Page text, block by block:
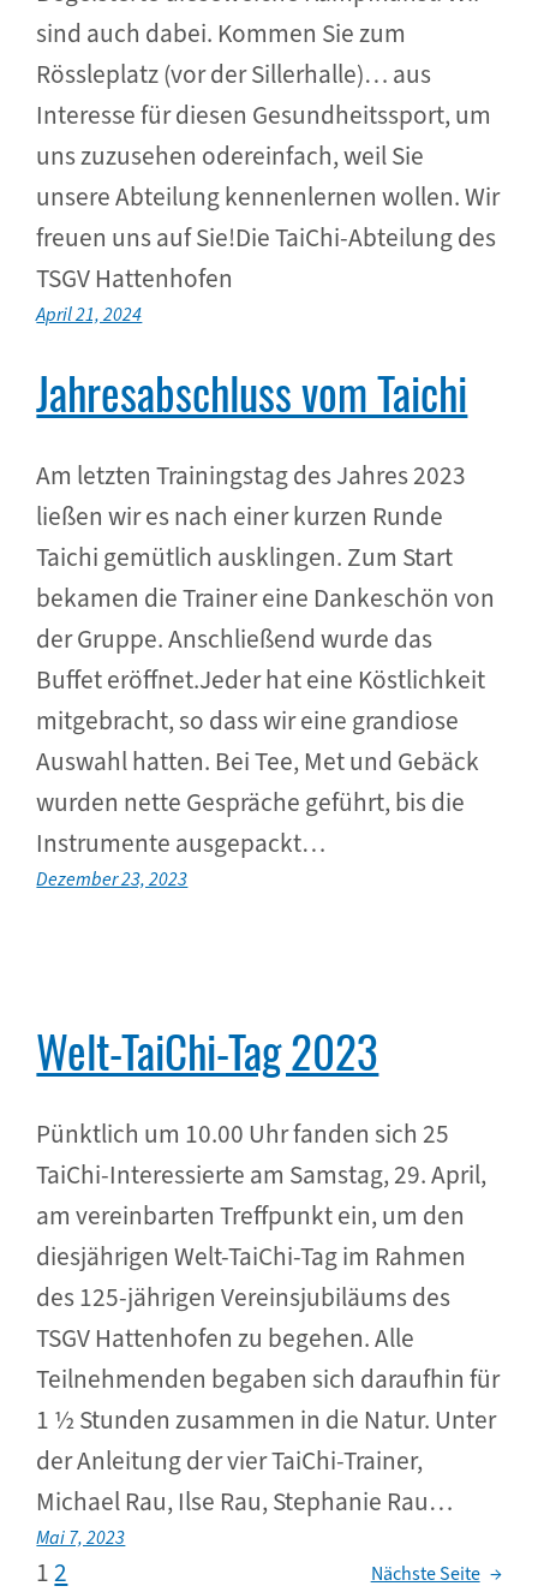
sind auch dabei. Kommen Sie zum
Rössleplatz (vor der Sillerhalle)… aus
Interesse für diesen Gesundheitssport, um
uns zuzusehen odereinfach, weil Sie
unsere Abteilung kennenlernen wollen. Wir
freuen uns auf Sie!Die TaiChi-Abteilung des
TSGV Hattenhofen
April 21, 2024
Jahresabschluss vom Taichi
Am letzten Trainingstag des Jahres 2023
ließen wir es nach einer kurzen Runde
Taichi gemütlich ausklingen. Zum Start
bekamen die Trainer eine Dankeschön von
der Gruppe. Anschließend wurde das
Buffet eröffnet.Jeder hat eine Köstlichkeit
mitgebracht, so dass wir eine grandiose
Auswahl hatten. Bei Tee, Met und Gebäck
wurden nette Gespräche geführt, bis die
Instrumente ausgepackt…
Dezember 23, 2023
Welt-TaiChi-Tag 2023
Pünktlich um 10.00 Uhr fanden sich 25
TaiChi-Interessierte am Samstag, 29. April,
am vereinbarten Treffpunkt ein, um den
diesjährigen Welt-TaiChi-Tag im Rahmen
des 125-jährigen Vereinsjubiläums des
TSGV Hattenhofen zu begehen. Alle
Teilnehmenden begaben sich daraufhin für
1 ½ Stunden zusammen in die Natur. Unter
der Anleitung der vier TaiChi-Trainer,
Michael Rau, Ilse Rau, Stephanie Rau…
Mai 7, 2023
12 Nächste Seite →